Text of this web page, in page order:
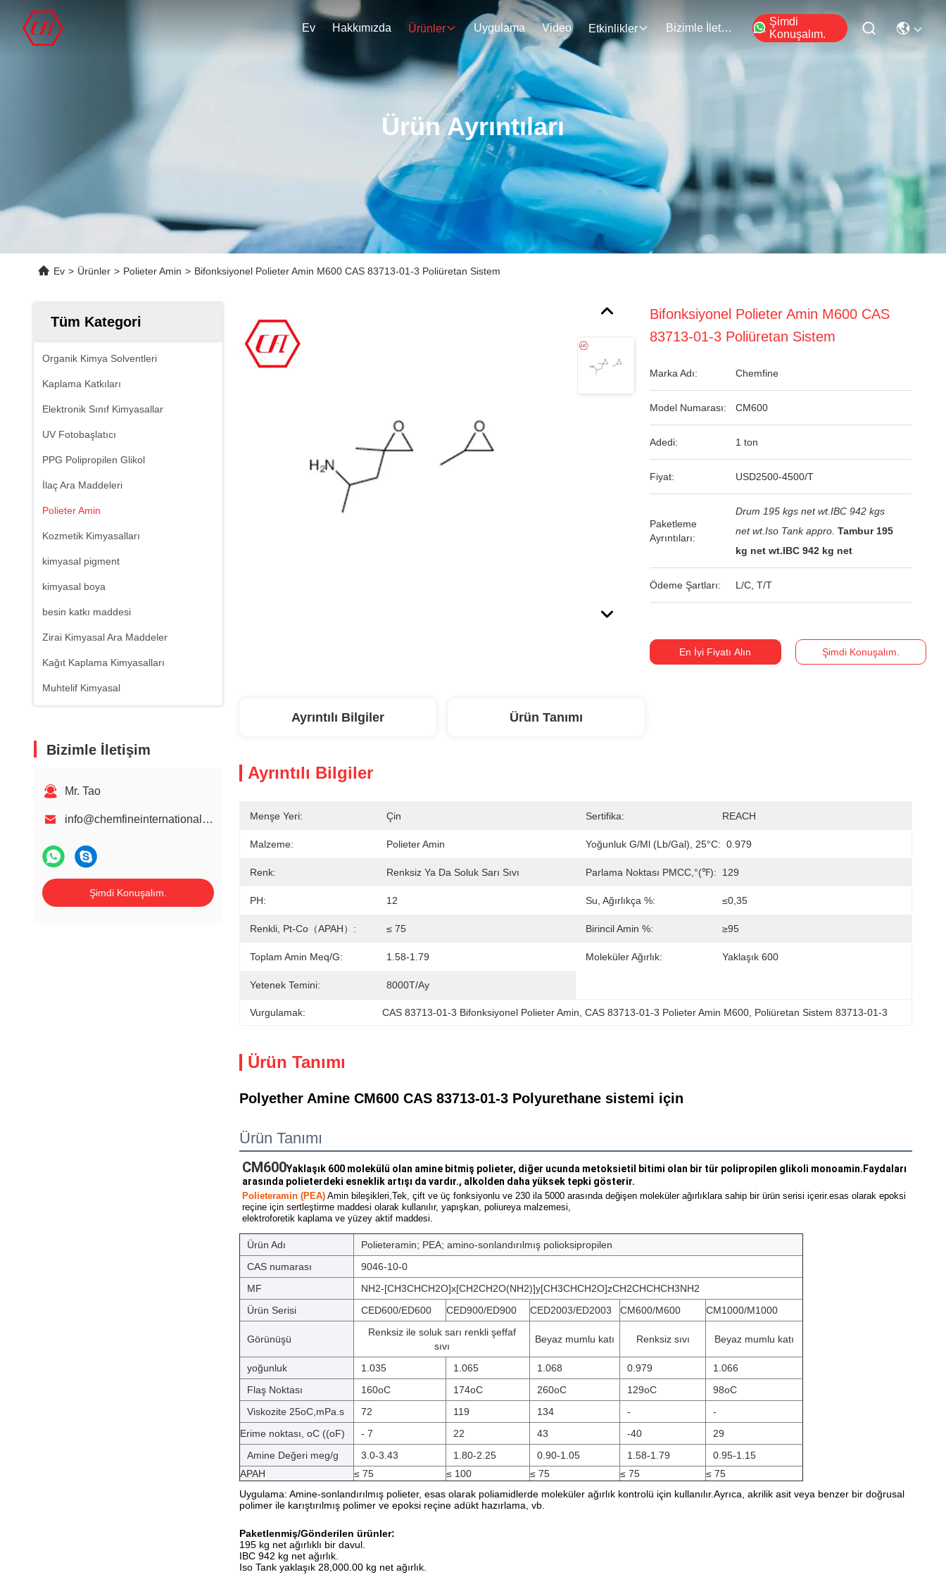
Ev Hakkımızda Ürünler Uygulama Video Etkinlikler Bizimle İletişim
Şimdi
Konuşalım.
Ürün Ayrıntıları
Ev > Ürünler > Polieter Amin > Bifonksiyonel Polieter Amin M600 CAS 83713-01-3 Poliüretan Sistem
Tüm Kategori
Organik Kimya Solventleri
Kaplama Katkıları
Elektronik Sınıf Kimyasallar
UV Fotobaşlatıcı
PPG Polipropilen Glikol
İlaç Ara Maddeleri
Polieter Amin
Kozmetik Kimyasalları
kimyasal pigment
kimyasal boya
besin katkı maddesi
Zirai Kimyasal Ara Maddeler
Kağıt Kaplama Kimyasalları
Muhtelif Kimyasal
Bizimle İletişim
Mr. Tao
info@chemfineinternational.com
Şimdi Konuşalım.
Bifonksiyonel Polieter Amin M600 CAS
83713-01-3 Poliüretan Sistem
Marka Adı: Chemfine
Model Numarası: CM600
Adedi: 1 ton
Fiyat: USD2500-4500/T
Paketleme
Ayrıntıları:
Drum 195 kgs net wt.IBC 942 kgs
net wt.Iso Tank appro. Tambur 195
kg net wt.IBC 942 kg net
Ödeme Şartları: L/C, T/T
En İyi Fiyatı Alın Şimdi Konuşalım.
Ayrıntılı Bilgiler Ürün Tanımı
Ayrıntılı Bilgiler
Menşe Yeri: Çin Sertifika: REACH
Malzeme: Polieter Amin Yoğunluk G/ml (lb/gal), 25°C: 0.979
Renk: Renksiz Ya Da Soluk Sarı Sıvı Parlama Noktası PMCC,°(℉): 129
PH: 12 Su, Ağırlıkça %: ≤0,35
Renkli, Pt-Co（APAH）: ≤ 75 Birincil Amin %: ≥95
Toplam Amin Meq/g: 1.58-1.79 Moleküler Ağırlık: Yaklaşık 600
Yetenek Temini: 8000T/Ay
Vurgulamak: CAS 83713-01-3 Bifonksiyonel Polieter Amin , CAS 83713-01-3 Polieter Amin M600 Poliüretan Sistem 83713-01-3
Ürün Tanımı
Polyether Amine CM600 CAS 83713-01-3 Polyurethane sistemi için
Ürün Tanımı
CM600Yaklaşık 600 molekülü olan amine bitmiş polieter, diğer ucunda metoksietil bitimi olan bir tür polipropilen glikoli monoamin.Faydaları
arasında polieterdeki esneklik artışı da vardır., alkolden daha yüksek tepki gösterir.
Polieteramin (PEA) Amin bileşikleri,Tek, çift ve üç fonksiyonlu ve 230 ila 5000 arasında değişen moleküler ağırlıklara sahip bir ürün serisi içerir.esas olarak epoksi
reçine için sertleştirme maddesi olarak kullanılır, yapışkan, poliureya malzemesi,
elektroforetik kaplama ve yüzey aktif maddesi.
Ürün Adı
Polieteramin; PEA; amino-sonlandırılmış polioksipropilen
CAS numarası
9046-10-0
MF
NH2-[CH3CHCH2O]x[CH2CH2O(NH2)]y[CH3CHCH2O]zCH2CHCHCH3NH2
Ürün Serisi
CED600/ED600 CED900/ED900 CED2003/ED2003 CM600/M600 CM1000/M1000
Görünüşü
Renksiz ile soluk sarı renkli şeffaf
sıvı
Beyaz mumlu katı Renksiz sıvı Beyaz mumlu katı
yoğunluk 1.035 1.065 1.068 0.979
1.066
Flaş Noktası
160oC 174oC 260oC 129oC
98oC
Viskozite 25oC,mPa.s
72 119 134 -
-
Erime noktası, oC ((oF)
- 7 22 43 -40
29
Amine Değeri meg/g
3.0-3.43 1.80-2.25 0.90-1.05 1.58-1.79
0.95-1.15
APAH
≤ 75 ≤ 100 ≤ 75 ≤ 75
≤ 75
Uygulama: Amine-sonlandırılmış polieter, esas olarak poliamidlerde moleküler ağırlık kontrolü için kullanılır.Ayrıca, akrilik asit veya benzer bir doğrusal
polimer ile karıştırılmış polimer ve epoksi reçine adükt hazırlama, vb.
Paketlenmiş/Gönderilen ürünler:
195 kg net ağırlıklı bir davul.
IBC 942 kg net ağırlık.
Iso Tank yaklaşık 28,000.00 kg net ağırlık.